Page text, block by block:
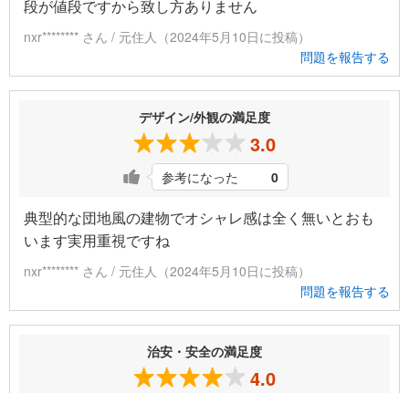
段が値段ですから致し方ありません
nxr******** さん / 元住人（2024年5月10日に投稿）
問題を報告する
デザイン/外観の満足度
3.0
参考になった 0
典型的な団地風の建物でオシャレ感は全く無いとおも
います実用重視ですね
nxr******** さん / 元住人（2024年5月10日に投稿）
問題を報告する
治安・安全の満足度
4.0